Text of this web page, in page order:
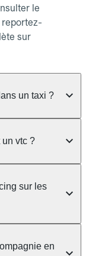
le
reportez-
sur
un taxi ?
bagages
"Message
n'est
vtc ?
à une
à
votre
sur les
en